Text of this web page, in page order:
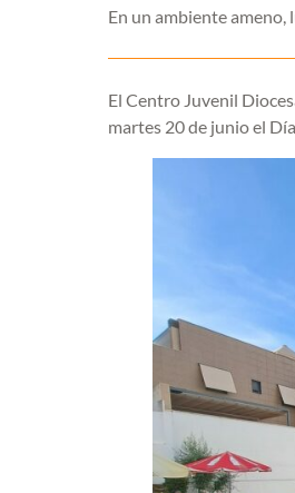
En un ambiente ameno,
El Centro Juvenil
martes 20 de junio el